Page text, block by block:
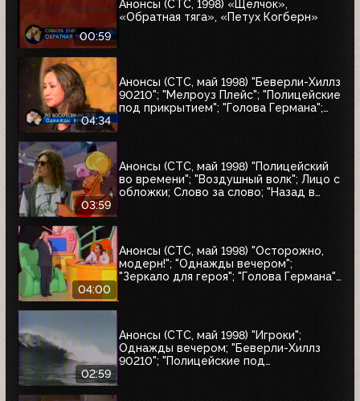
00:59
Анонсы (СТС, 1998) «Щелчок»,
«Обратная тяга», «Петух Когберн»
04:34
Анонсы (СТС, май 1998) "Беверли-Хиллз
90210"; "Мелроуз Плейс"; "Полицейские
под прикрытием"; "Голова Германа";
03:59
Анонсы (СТС, май 1998) "Полицейский
во времени"; "Воздушный волк"; Лицо с
обложки; Слово за слово; "Назад в
04:00
Анонсы (СТС, май 1998) "Осторожно,
модерн!"; "Однажды вечером";
"Зеркало для героя"; "Голова Германа";
02:59
Анонсы (СТС, май 1998) "Игроки";
Однажды вечером; "Беверли-Хиллз
90210"; "Полицейские под